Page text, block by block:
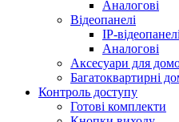
Аналогові
Відеопанелі
IP-відеопанелі
Аналогові
Аксесуари для
Багатоквартирні
Контроль доступу
Готові комплекти